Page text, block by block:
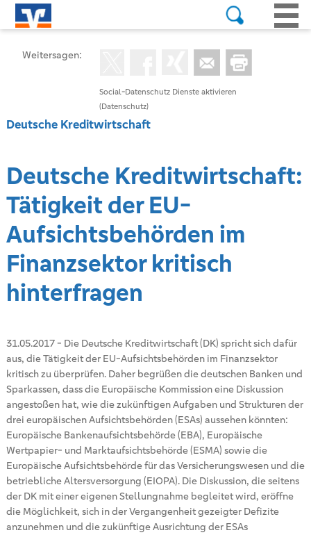
Social-Datenschutz Dienste aktivieren
(Datenschutz)
Weitersagen:
Deutsche Kreditwirtschaft
Deutsche Kreditwirtschaft:
Tätigkeit der EU-
Aufsichtsbehörden im
Finanzsektor kritisch
hinterfragen
31.05.2017- Die Deutsche Kreditwirtschaft (DK) spricht sich dafür
aus, die Tätigkeit der EU-Aufsichtsbehörden im Finanzsektor
kritisch zu überprüfen. Daher begrüßen die deutschen Banken und
Sparkassen, dass die Europäische Kommission eine Diskussion
angestoßen hat, wie die zukünftigen Aufgaben und Strukturen der
drei europäischen Aufsichtsbehörden (ESAs) aussehen könnten:
Europäische Bankenaufsichtsbehörde (EBA), Europäische
Wertpapier- und Marktaufsichtsbehörde (ESMA) sowie die
Europäische Aufsichtsbehörde für das Versicherungswesen und die
betriebliche Altersversorgung (EIOPA). Die Diskussion, die seitens
der DK mit einer eigenen Stellungnahme begleitet wird, eröffne
die Möglichkeit, sich in der Vergangenheit gezeigter Defizite
anzunehmen und die zukünftige Ausrichtung der ESAs